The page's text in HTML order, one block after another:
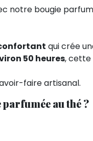
notre bougie
qui crée
50 heures, cette
faire artisanal.
au thé ?